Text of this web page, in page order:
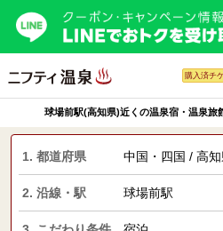
購入済チ
球場前駅(高知県)近くの温泉宿・温泉旅
1. 都道府県 中国・四国 / 高知
2. 沿線・駅 球場前駅